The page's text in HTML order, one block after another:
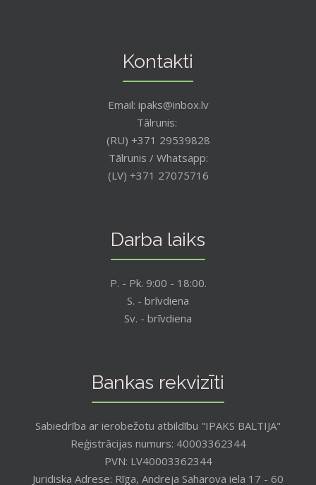
Kontakti
Email: ipaks@inbox.lv
Tālrunis:
(RU) +371 29539828
Tālrunis / Whatsapp:
(LV) +371 27075716
Darba laiks
P. - Pk. 9:00 - 18:00.
S. - brīvdiena
Sv. - brīvdiena
Bankas rekvizīti
Sabiedrība ar ierobežotu atbildību "IPAKS BALTIJA"
Reģistrācijas numurs: 40003362344
PVN: LV40003362344
Juridiska Adrese: Rīga, Andreja Saharova iela 17 - 60